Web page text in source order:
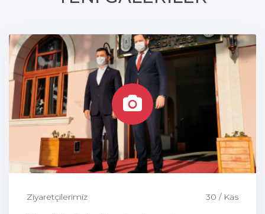
Ziyaretçilerimiz 30 / Kas